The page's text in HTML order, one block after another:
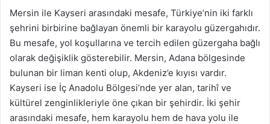
Mersin ile Kayseri arasındaki mesafe, Türkiye’nin iki farklı
şehrini birbirine bağlayan önemli bir karayolu güzergahıdır.
Bu mesafe, yol koşullarına ve tercih edilen güzergaha bağlı
olarak değişiklik gösterebilir. Mersin, Adana bölgesinde
bulunan bir liman kenti olup, Akdeniz’e kıyısı vardır.
Kayseri ise İç Anadolu Bölgesi’nde yer alan, tarihî ve
kültürel zenginlikleriyle öne çıkan bir şehirdir. İki şehir
arasındaki mesafe, hem karayolu hem de hava yolu ile